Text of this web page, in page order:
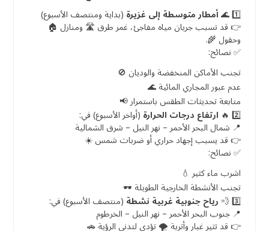
1️⃣ 🌊
أمطار متوسطة إلى غزيرة (بداية ومنتصف الأسبوع)
👉 قد تسبب جريان مياه مفاجئ، غمر طرق 🛣️ ومنازل 🏠
وحقول 🌾.
✅ نصائح:
تجنب الأماكن المنخفضة والوديان 🚫
عدم عبور المجاري المائية 🌊
متابعة تحديثات الطقس باستمرار 📢
2️⃣ 🔥 ارتفاع درجات الحرارة (أواخر الأسبوع) في:
📍 شمال البحر الأحمر – نهر النيل – شرق الشمالية
👉 قد يسبب إجهاد حراري أو ضربات شمس ☀️
✅ نصائح:
اشرب ماء كثير 💧
تجنب الأنشطة الخارجية الطويلة 🕶️
3️⃣ 💨 رياح جنوبية غربية نشطة (منتصف الأسبوع) في:
📍 جنوب البحر الأحمر – نهر النيل – الخرطوم
👉 قد تثير غبار وأتربة 🌪️ تؤدي لتدني الرؤية 🚗